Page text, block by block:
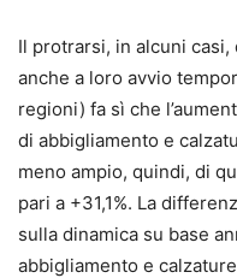
Il protrarsi, in alcuni
anche a loro avvio
regioni) fa sì che
di abbigliamento e
meno ampio, quindi, di
pari a +31,1%. La
sulla dinamica su base
abbigliamento e